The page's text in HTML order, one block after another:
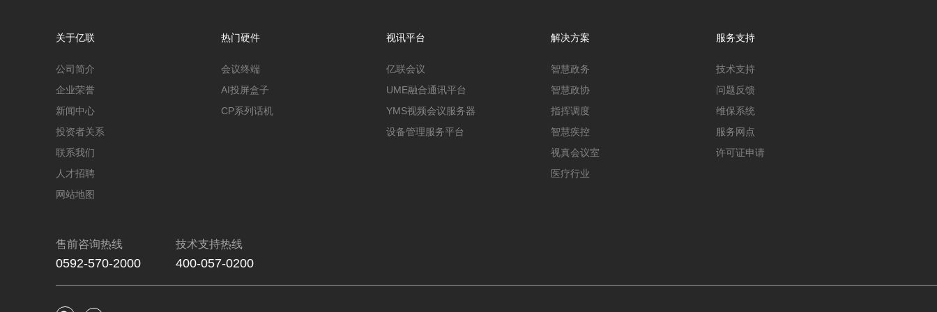
关于亿联
公司简介
企业荣誉
新闻中心
投资者关系
联系我们
人才招聘
网站地图
热门硬件
会议终端
AI投屏盒子
CP系列话机
视讯平台
亿联会议
UME融合通讯平台
YMS视频会议服务器
设备管理服务平台
解决方案
智慧政务
智慧政协
指挥调度
智慧疾控
视真会议室
医疗行业
服务支持
技术支持
问题反馈
维保系统
服务网点
许可证申请
售前咨询热线
0592-570-2000
技术支持热线
400-057-0200